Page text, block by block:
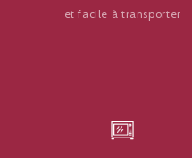
et facile à transporter